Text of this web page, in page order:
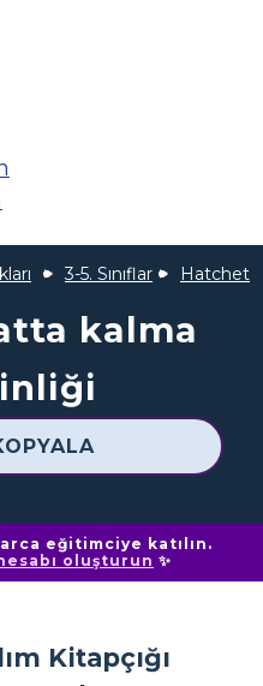
3-5. Sınıflar Hatchet
kalma
eğitimciye katılın.
oluşturun ✨